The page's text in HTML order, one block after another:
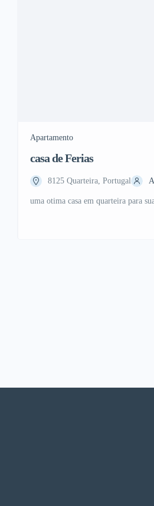
Apartamento
casa de Ferias
8125 Quarteira, Portugal
uma otima casa em quarteira para